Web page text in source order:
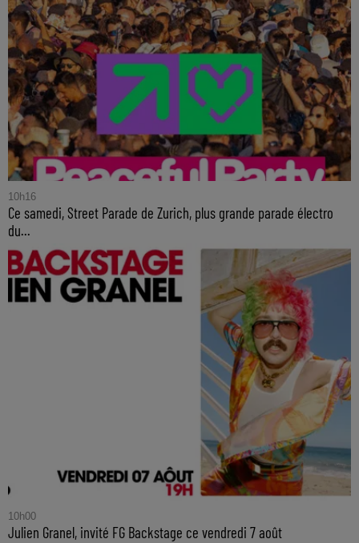
10h16
Ce samedi, Street Parade de Zurich, plus grande parade électro
du...
10h00
Julien Granel, invité FG Backstage ce vendredi 7 août